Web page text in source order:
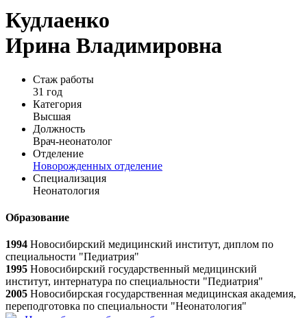
Кудлаенко
Ирина Владимировна
Стаж работы
31 год
Категория
Высшая
Должность
Врач-неонатолог
Отделение
Новорожденных отделение
Специализация
Неонатология
Образование
1994 Новосибирский медицинский институт, диплом по
специальности "Педиатрия"
1995 Новосибирский государственный медицинский
институт, интернатура по специальности "Педиатрия"
2005 Новосибирская государственная медицинская академия,
переподготовка по специальности "Неонатология"